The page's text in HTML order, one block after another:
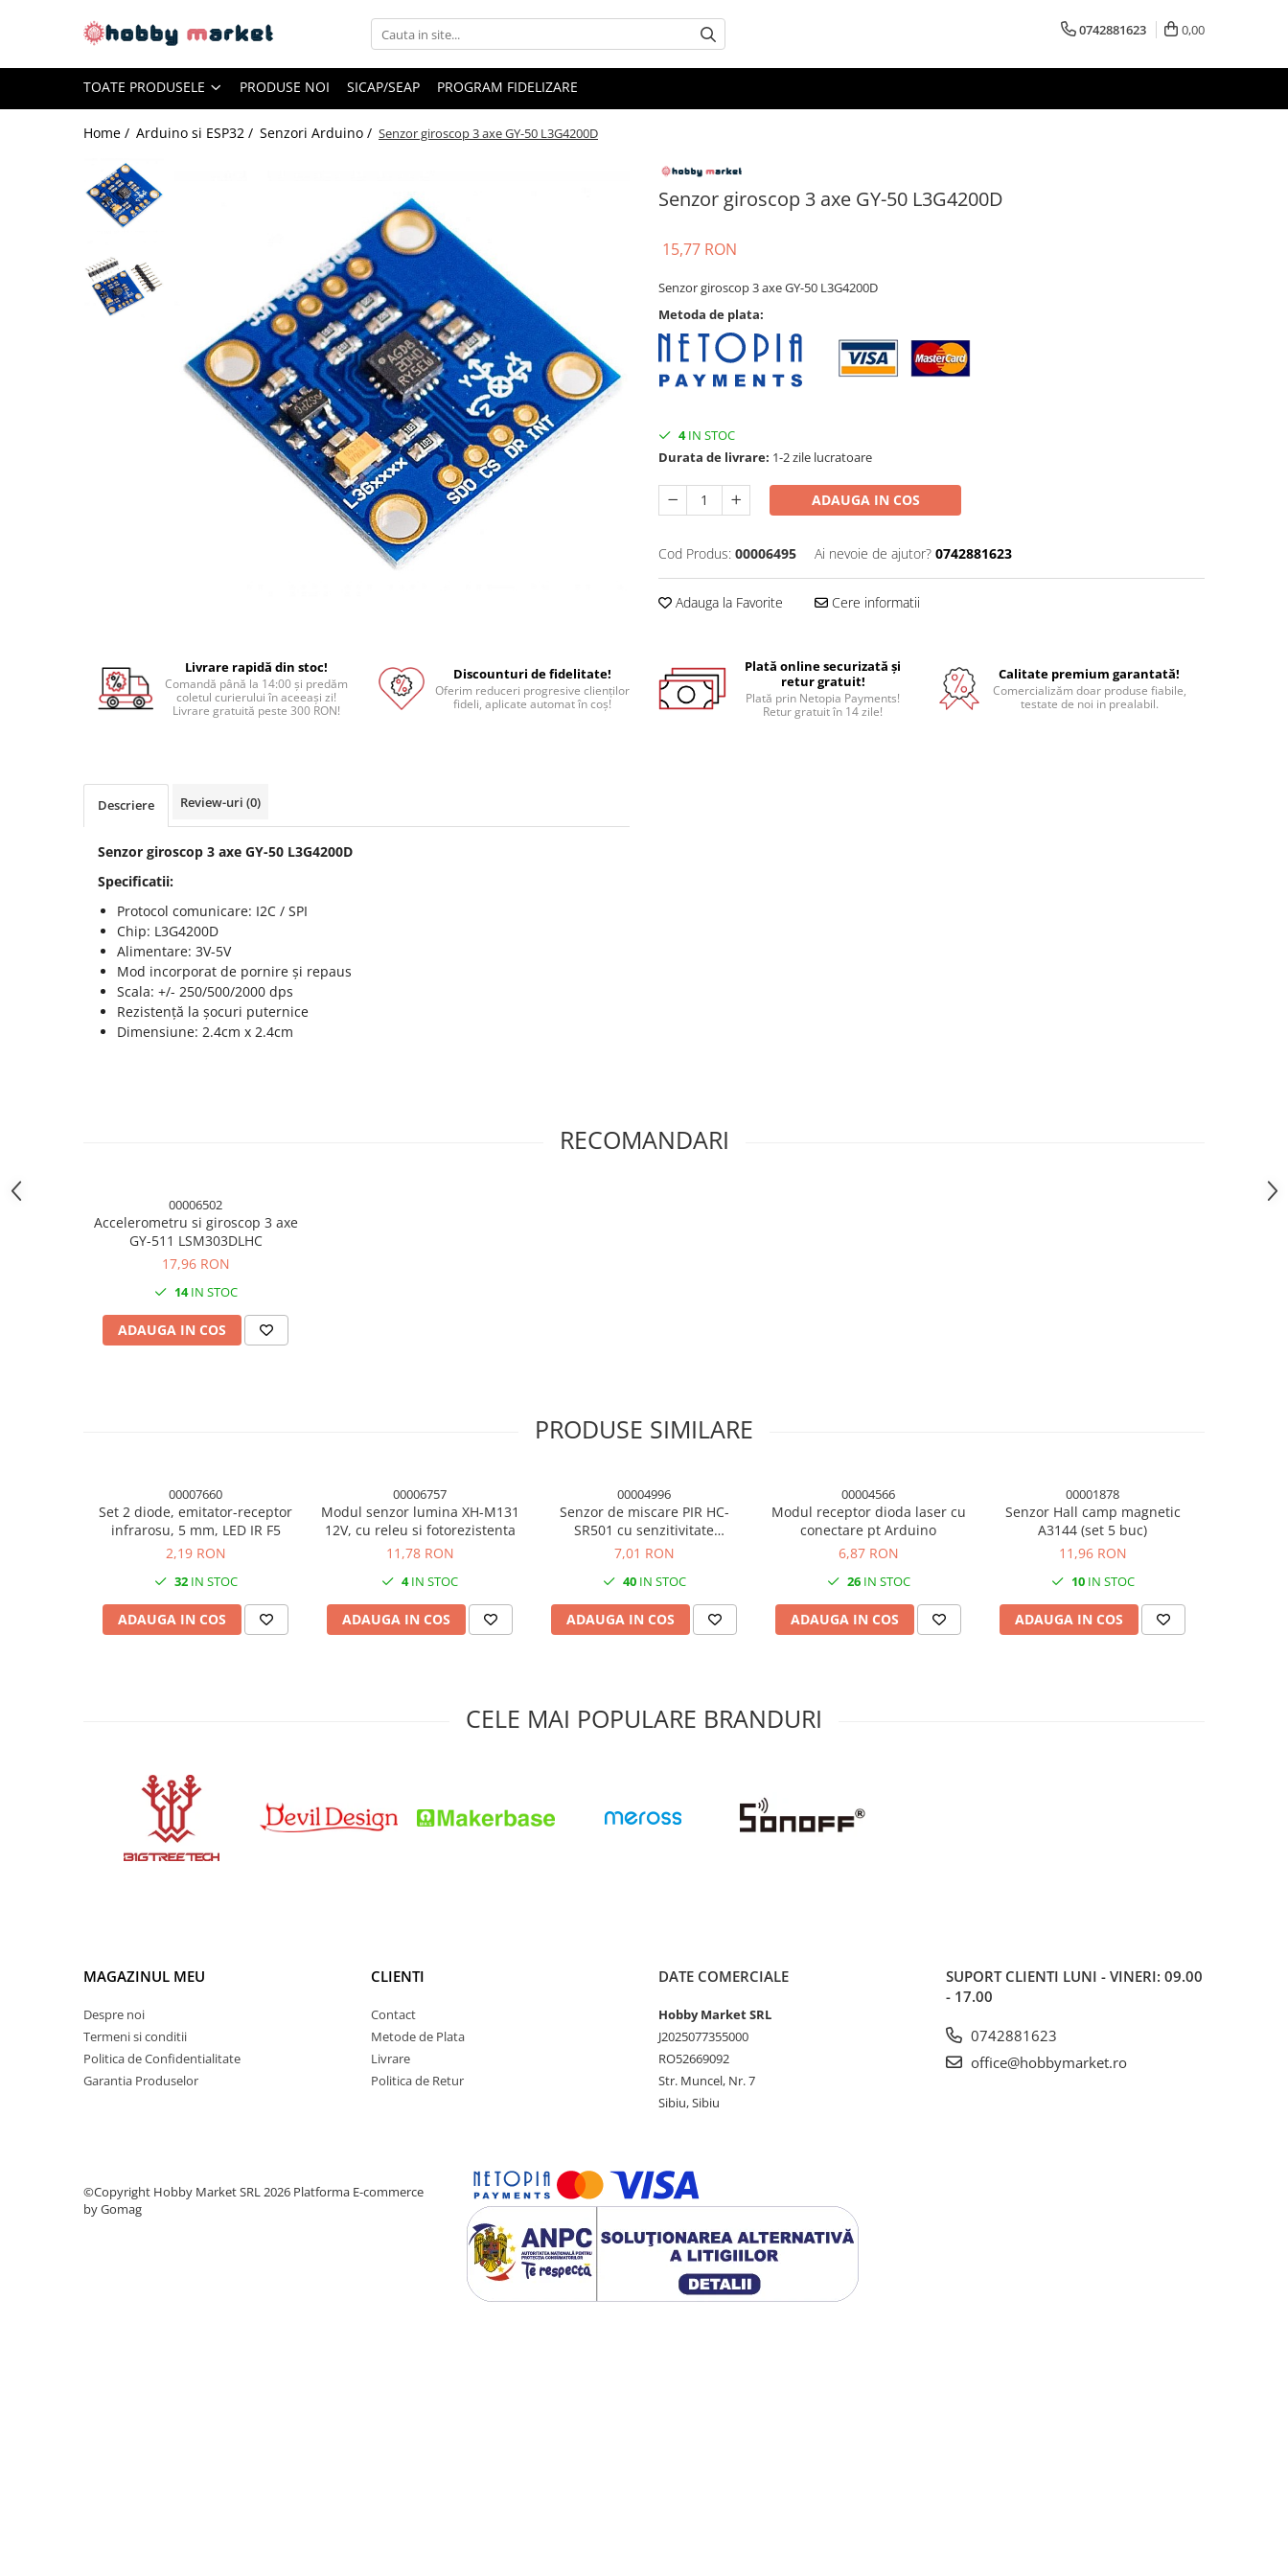
PLA SILK
Piese si componente imprimante
Piese electrice si electronice
Acumulatori
Accesorii baterii si acumulatori
Placi dezvoltare
Module atasabile Arduino
Module Wireless
Senzori Arduino
Surse de alimentare
Alimentatoare AC-DC
Convertoare DC-DC
Scule si aparate de masura
Tranzistori si circuite integrate
Intrerupatoare
0742881623 0,00
TOATE PRODUSELE PRODUSE NOI SICAP/SEAP PROGRAM FIDELIZARE
Home / Arduino si ESP32 / Senzori Arduino / Senzor giroscop 3 axe GY-50 L3G4200D
Senzor giroscop 3 axe GY-50 L3G4200D
15,77 RON
Senzor giroscop 3 axe GY-50 L3G4200D
Metoda de plata:
4IN STOC
Durata de livrare: 1-2 zile lucratoare
ADAUGA IN COS
Cod Produs: 00006495 Ai nevoie de ajutor? 0742881623
Adauga la Favorite Cere informatii
Livrare rapidă din stoc!
Comandă până la 14:00 și predăm
coletul curierului în aceeași zi!
Livrare gratuită peste 300 RON!
Discounturi de fidelitate!
Oferim reduceri progresive clienților
fideli, aplicate automat în coș!
Plată online securizată și
retur gratuit!
Plată prin Netopia Payments!
Retur gratuit în 14 zile!
Calitate premium garantată!
Comercializăm doar produse fiabile,
testate de noi in prealabil.
Descriere Review-uri (0)
Senzor giroscop 3 axe GY-50 L3G4200D
Specificatii:
Protocol comunicare: I2C / SPI
Chip: L3G4200D
Alimentare: 3V-5V
Mod incorporat de pornire și repaus
Scala: +/- 250/500/2000 dps
Rezistență la șocuri puternice
Dimensiune: 2.4cm x 2.4cm
RECOMANDARI
00006502
Accelerometru si giroscop 3 axe
GY-511 LSM303DLHC
17,96 RON
14IN STOC
ADAUGA IN COS
PRODUSE SIMILARE
00007660
Set 2 diode, emitator-receptor
infrarosu, 5 mm, LED IR F5
2,19 RON
32IN STOC
ADAUGA IN COS
00006757
Modul senzor lumina XH-M131
12V, cu releu si fotorezistenta
11,78 RON
4IN STOC
ADAUGA IN COS
00004996
Senzor de miscare PIR HC-
SR501 cu senzitivitate
ajustabila
7,01 RON
40IN STOC
ADAUGA IN COS
00004566
Modul receptor dioda laser cu
conectare pt Arduino
6,87 RON
26IN STOC
ADAUGA IN COS
00001878
Senzor Hall camp magnetic
A3144 (set 5 buc)
11,96 RON
10IN STOC
ADAUGA IN COS
CELE MAI POPULARE BRANDURI
MAGAZINUL MEU
Despre noi
Termeni si conditii
Politica de Confidentialitate
Garantia Produselor
CLIENTI
Contact
Metode de Plata
Livrare
Politica de Retur
DATE COMERCIALE
Hobby Market SRL
J2025077355000
RO52669092
Str. Muncel, Nr. 7
Sibiu, Sibiu
SUPORT CLIENTI LUNI - VINERI: 09.00
- 17.00
0742881623
office@hobbymarket.ro
©Copyright Hobby Market SRL 2026 Platforma E-commerce
by Gomag